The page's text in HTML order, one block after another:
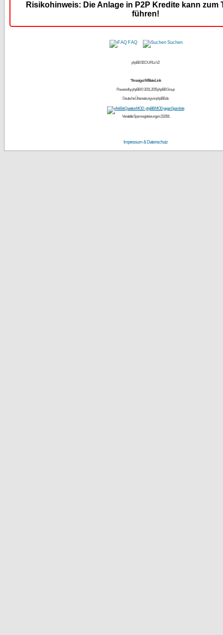
Risikohinweis: Die Anlage in P2P Kredite kann zum
führen!
FAQ Suchen
phpBB SEO URLs V2
*Anzeige / Affiliate Link
Powered byphpBB© 2001, 2005 phpBB Group
Deutsche Übersetzung vonphpBB.de
Vereitelte Spamregistrierungen: 213091
Impressum & Datenschutz